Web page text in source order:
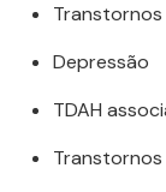
Depressão
TDAH